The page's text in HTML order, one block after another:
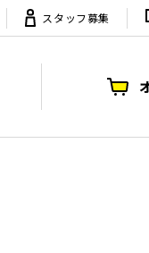
スタッフ募集